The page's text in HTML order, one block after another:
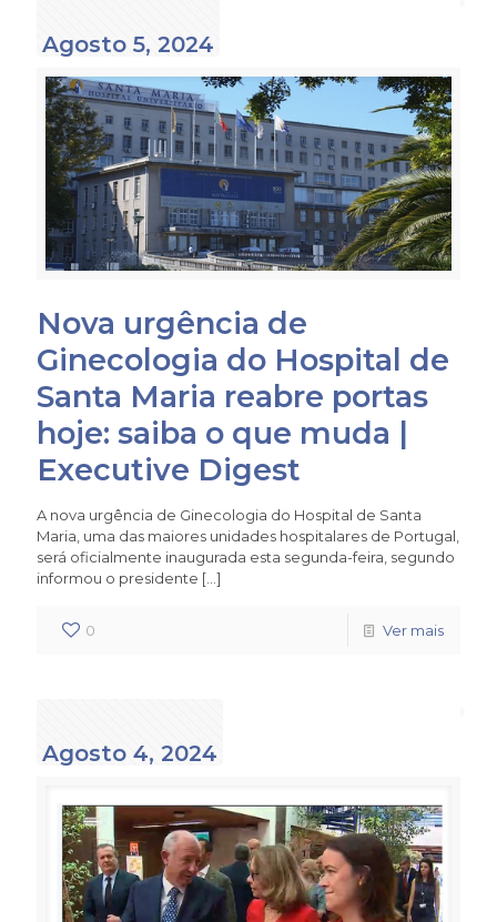
Agosto 5, 2024
Nova urgência de
Ginecologia do Hospital de
Santa Maria reabre portas
hoje: saiba o que muda |
Executive Digest
A nova urgência de Ginecologia do Hospital de Santa
Maria, uma das maiores unidades hospitalares de Portugal,
será oficialmente inaugurada esta segunda-feira, segundo
informou o presidente […]
0 Ver mais
Agosto 4, 2024